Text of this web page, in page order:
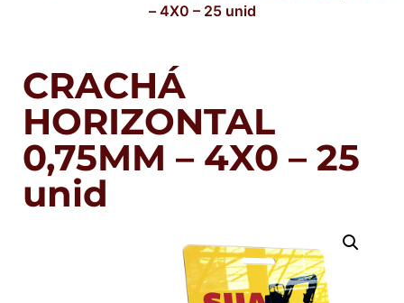
– 4X0 – 25 unid
CRACHÁ
HORIZONTAL
0,75MM – 4X0 – 25
unid